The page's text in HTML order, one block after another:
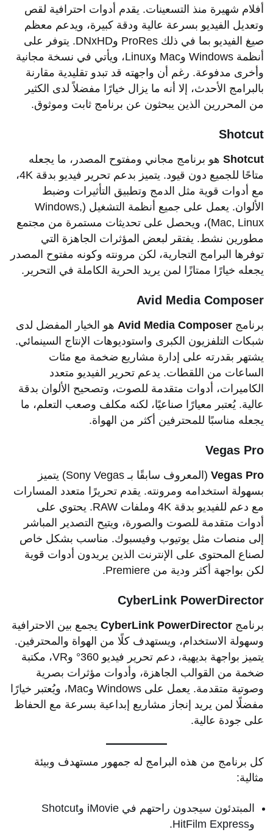
أفلام شهيرة منذ التسعينات. يقدم أدوات احترافية لقص
وتعديل الفيديو بسرعة عالية ودقة كبيرة، ويدعم معظم
صيغ الفيديو بما في ذلك ProRes وDNxHD. يتوفر على
أنظمة Windows وMac وLinux، ويأتي في نسخة مجانية
وأخرى مدفوعة. رغم أن واجهته قد تبدو تقليدية مقارنة
بالبرامج الأحدث، إلا أنه ما يزال خيارًا مفضلاً لدى الكثير
من المحررين الذين يبحثون عن برنامج ثابت وموثوق.
Shotcut
Shotcut هو برنامج مجاني ومفتوح المصدر، ما يجعله
متاحًا للجميع دون قيود. يتميز بدعم تحرير فيديو بدقة 4K،
مع أدوات قوية مثل الدمج وتطبيق التأثيرات وضبط
الألوان. يعمل على جميع أنظمة التشغيل (Windows,
Mac, Linux)، ويحصل على تحديثات مستمرة من مجتمع
مطورين نشط. يفتقر لبعض المؤثرات الجاهزة التي
توفرها البرامج التجارية، لكن مرونته وكونه مفتوح المصدر
يجعله خيارًا ممتازًا لمن يريد الحرية الكاملة في التحرير.
Avid Media Composer
برنامجAvid Media Composer هو الخيار المفضل لدى
شبكات التلفزيون الكبرى واستوديوهات الإنتاج السينمائي.
يشتهر بقدرته على إدارة مشاريع ضخمة مع مئات
الساعات من اللقطات. يدعم تحرير الفيديو متعدد
الكاميرات، أدوات متقدمة للصوت، وتصحيح الألوان بدقة
عالية. يُعتبر معيارًا صناعيًا، لكنه مكلف وصعب التعلم، ما
يجعله مناسبًا للمحترفين أكثر من الهواة.
Vegas Pro
Vegas Pro
(المعروف سابقًا بـ Sony Vegas) يتميز
بسهولة استخدامه ومرونته. يقدم تحريرًا متعدد المسارات
مع دعم للفيديو بدقة 4K وملفات RAW. يحتوي على
أدوات متقدمة للصوت والصورة، ويتيح التصدير المباشر
إلى منصات مثل يوتيوب وفيسبوك. مناسب بشكل خاص
لصناع المحتوى على الإنترنت الذين يريدون أدوات قوية
لكن بواجهة أكثر ودية من Premiere.
CyberLink PowerDirector
برنامجCyberLink PowerDirector يجمع بين الاحترافية
وسهولة الاستخدام، ويستهدف كلًا من الهواة والمحترفين.
يتميز بواجهة بديهية، دعم تحرير فيديو 360° وVR، مكتبة
ضخمة من القوالب الجاهزة، وأدوات مؤثرات بصرية
وصوتية متقدمة. يعمل على Windows وMac، ويُعتبر خيارًا
مفضلًا لمن يريد إنجاز مشاريع إبداعية بسرعة مع الحفاظ
على جودة عالية.
كل برنامج من هذه البرامج له جمهور مستهدف وبيئة
مثالية:
المبتدئون سيجدون راحتهم في iMovie وShotcut
وHitFilm Express.